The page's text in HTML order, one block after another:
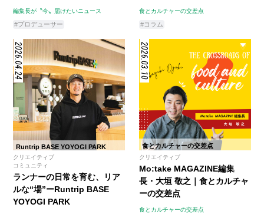
編集長が〝今〟届けたいニュース
#プロデューサー
食とカルチャーの交差点
#コラム
2026.04.24
Runtrip BASE YOYOGI PARK
クリエイティブ
コミュニティ
ランナーの日常を育む、リア
ルな“場”ーRuntrip BASE
YOYOGI PARK
2026.03.10
食とカルチャーの交差点
クリエイティブ
Mo:take MAGAZINE編集
長・大垣 敬之｜食とカルチャ
ーの交差点
食とカルチャーの交差点